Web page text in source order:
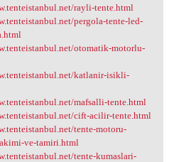
rayli-tente.html
pergola-tente-led-
otomatik-motorlu-
katlanir-isikli-
mafsalli-tente.html
cift-acilir-tente.html
tente-motoru-
ve-tamiri.html
tente-kumaslari-